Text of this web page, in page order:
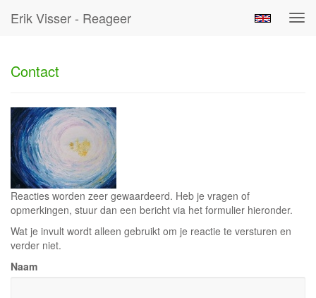
Erik Visser - Reageer
Contact
Reacties worden zeer gewaardeerd. Heb je vragen of
opmerkingen, stuur dan een bericht via het formulier hieronder.
Wat je invult wordt alleen gebruikt om je reactie te versturen en
verder niet.
Naam